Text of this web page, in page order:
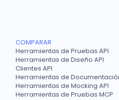
COMPARAR
Herramientas de Pruebas API
Herramientas de Diseño API
Clientes API
Herramientas de
Herramientas de Mocking API
Herramientas de Pruebas MCP